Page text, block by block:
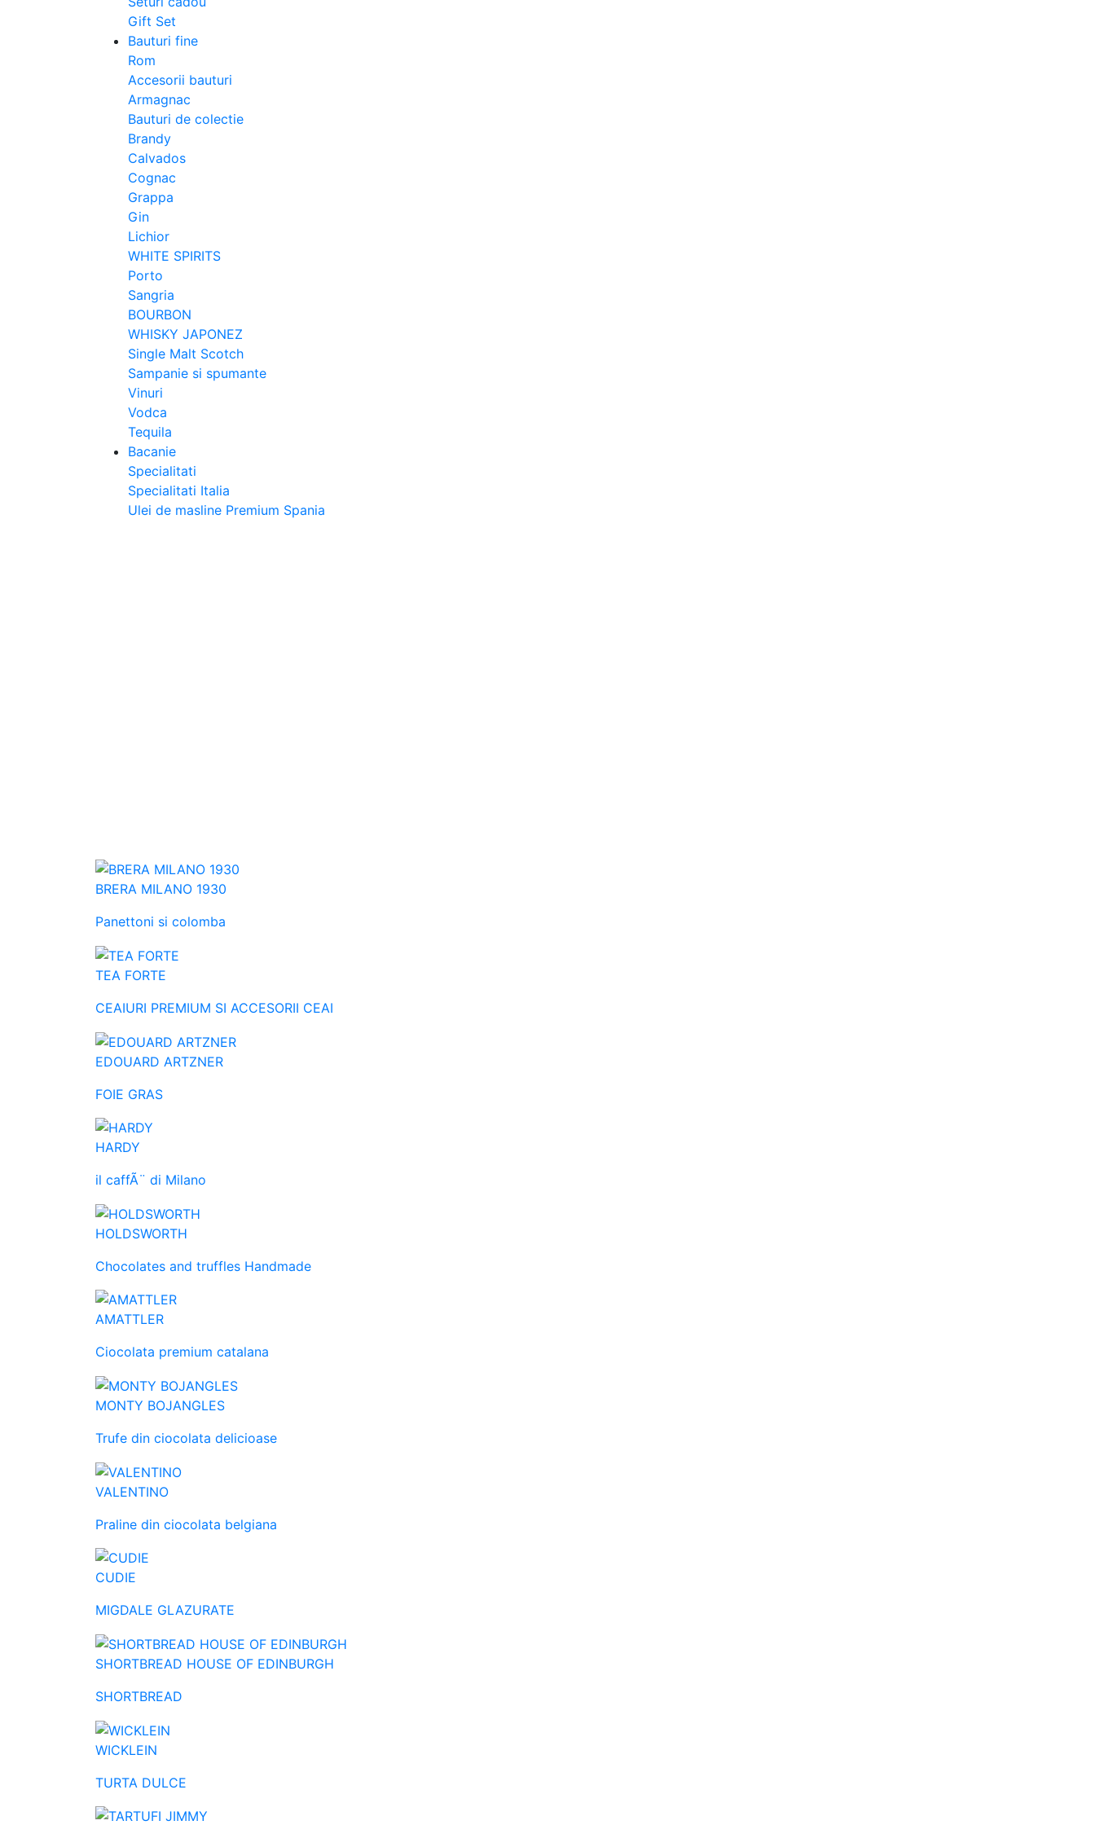
Gift Set
Bauturi fine
Rom
Accesorii bauturi
Armagnac
Bauturi de colectie
Brandy
Calvados
Cognac
Grappa
Gin
Lichior
WHITE SPIRITS
Porto
Sangria
BOURBON
WHISKY JAPONEZ
Single Malt Scotch
Sampanie si spumante
Vinuri
Vodca
Tequila
Bacanie
Specialitati
Specialitati Italia
Ulei de masline Premium Spania
BRERA MILANO 1930
Panettoni si colomba
TEA FORTE
CEAIURI PREMIUM SI ACCESORII CEAI
EDOUARD ARTZNER
FOIE GRAS
HARDY
il caffÃ¨ di Milano
HOLDSWORTH
Chocolates and truffles Handmade
AMATTLER
Ciocolata premium catalana
MONTY BOJANGLES
Trufe din ciocolata delicioase
VALENTINO
Praline din ciocolata belgiana
CUDIE
MIGDALE GLAZURATE
SHORTBREAD HOUSE OF EDINBURGH
SHORTBREAD
WICKLEIN
TURTA DULCE